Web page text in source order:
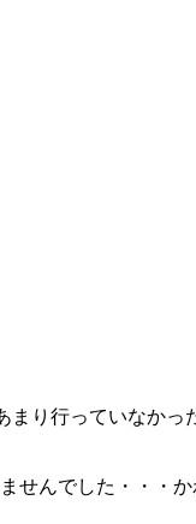
り行っていなか
ませんでした・・